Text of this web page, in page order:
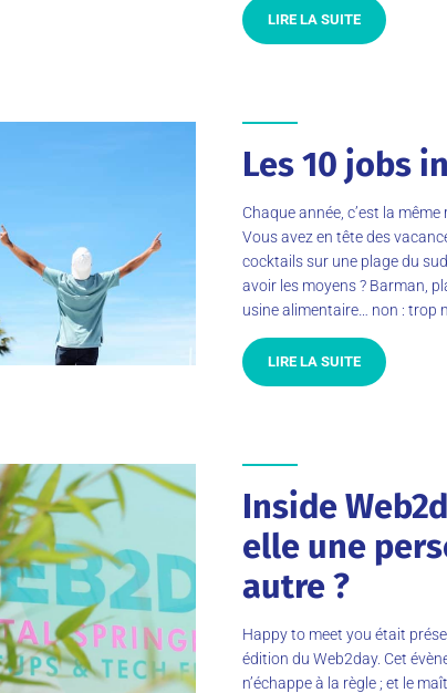
LIRE LA SUITE
Les 10 jobs
Chaque année, c’est la
Vous avez en tête des
cocktails sur une plage du
avoir les moyens ? Barman,
usine alimentaire… non : trop
LIRE LA SUITE
Inside
elle une
autre ?
Happy to meet you était
édition du Web2day. Cet
n’échappe à la règle ; et le